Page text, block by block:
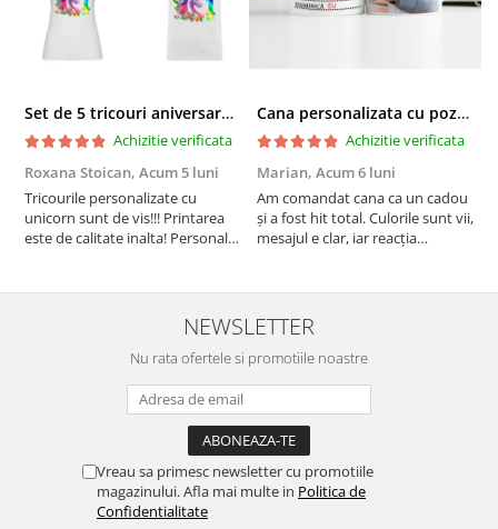
de 40º Celsius
Călcarea tricourilor imprimate se face pe
interiorul acestora, sau punând un material
călcat
Set de 5 tricouri aniversare pentru nasi, parinti si copil, personalizate cu nume, varsta si mesaj "Motivul fericirii lor" model Unicorn
Achizitie verificata
Roxana Stoican, Acum 5 luni
Tricourile personalizate cu
unicorn sunt de vis!!! Printarea
este de calitate inalta! Personalul
purtam cu drag la aniversate
Cana personalizata cu poza si model Pensionare
Achizitie verificata
Marian, Acum 6 luni
Am comandat cana ca un cadou
și a fost hit total. Culorile sunt vii,
mesajul e clar, iar reacția
NEWSLETTER
Nu rata ofertele si promotiile noastre
Vreau sa primesc newsletter cu promotiile
magazinului. Afla mai multe in Politica de
Confidentialitate